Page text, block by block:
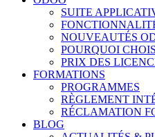
SUITE
NOUVEAUTÉS
POURQUOI
PRIX DES
FORMATIONS
PROGRAMMES
RÈGLEMENT
RÉCLAMATION
BLOG